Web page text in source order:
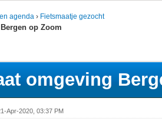
agenda › Fietsmaatje gezocht
op Zoom
omgeving
Apr-2020, 03:37 PM